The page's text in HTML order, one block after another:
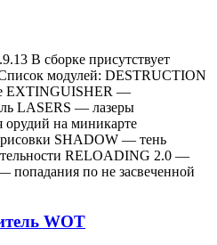
В сборке присутствует
модулей: DESTRUCTION
EXTINGUISHER —
LASERS — лазеры
на миникарте
SHADOW — тень
RELOADING 2.0 —
попадания по не засвеченной
WOT